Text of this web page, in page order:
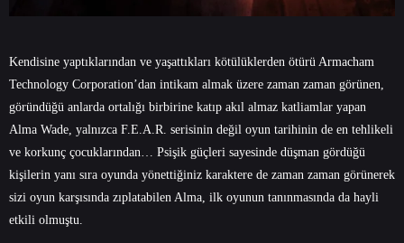
Kendisine yaptıklarından ve yaşattıkları kötülüklerden ötürü Armacham
Technology Corporation’dan intikam almak üzere zaman zaman görünen,
göründüğü anlarda ortalığı birbirine katıp akıl almaz katliamlar yapan
Alma Wade, yalnızca F.E.A.R. serisinin değil oyun tarihinin de en tehlikeli
ve korkunç çocuklarından… Psişik güçleri sayesinde düşman gördüğü
kişilerin yanı sıra oyunda yönettiğiniz karaktere de zaman zaman görünerek
sizi oyun karşısında zıplatabilen Alma, ilk oyunun tanınmasında da hayli
etkili olmuştu.